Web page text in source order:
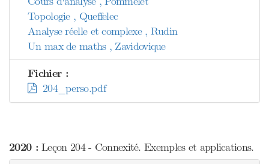
Topologie , Queffelec
Analyse réelle et complexe , Rudin
Un max de maths , Zavidovique
Fichier :
204_perso.pdf
2020 :Leçon 204 - Connexité. Exemples et applications.